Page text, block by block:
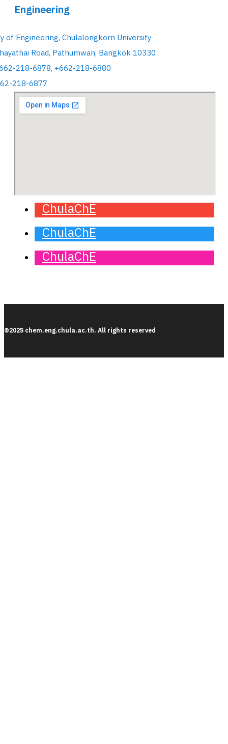
Engineering
of Engineering, Chulalongkorn University
Road, Pathumwan, Bangkok 10330
218-6878, +662-218-6880
218-6877
ChulaChE
ChulaChE
ChulaChE
©2025 chem.eng.chula.ac.th. All rights reserved